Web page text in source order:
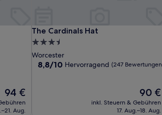
Der
Preis
beträgt
94 €
Aug.
The Cardinals Hat
The Cardinals Hat
3.5-
Sterne-
Unterkunft
Worcester
8.8
8,8/10 Hervorragend (247
Der
Preis
beträgt
90 €
inkl. Steuern & Gebühren
17. Aug.–18. Aug.